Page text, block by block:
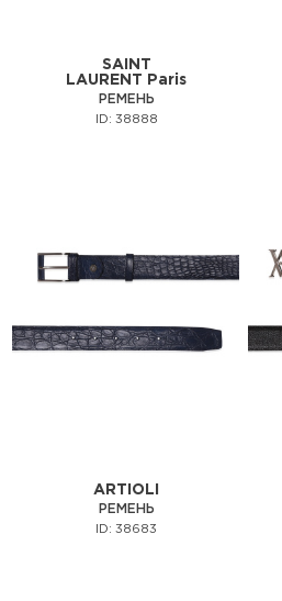
SAINT
LAURENT Paris
РЕМЕНЬ
ID: 38888
ARTIOLI
РЕМЕНЬ
ID: 38683